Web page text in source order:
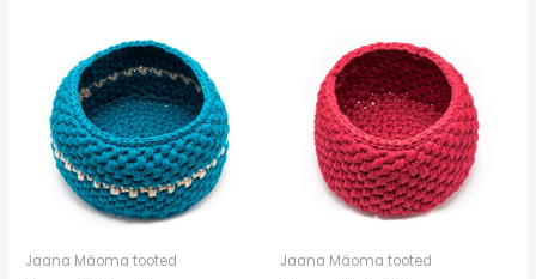
Jaana Mäoma tooted Jaana Mäoma tooted